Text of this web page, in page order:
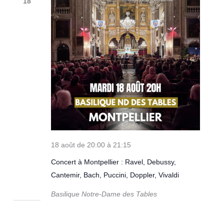
Concert à Montpellier : Ravel, Debussy,
Cantemir, Bach, Puccini, Doppler, Vivaldi
18 août de 20:00 à21:15
Basilique Notre-Dame des Tables